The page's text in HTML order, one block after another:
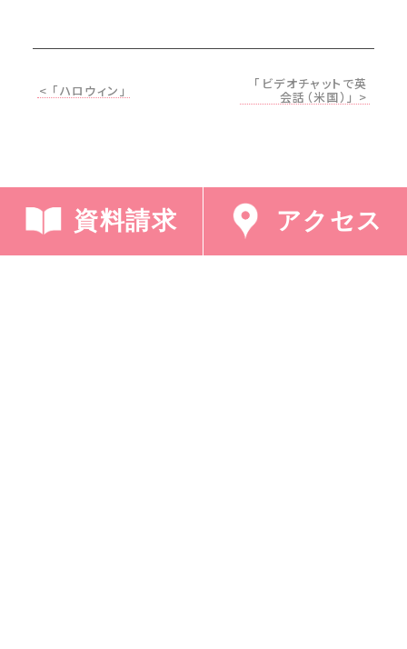
資料請求 アクセス
< 「ハロウィン」 「ビデオチャットで英
会話（米国）」 >